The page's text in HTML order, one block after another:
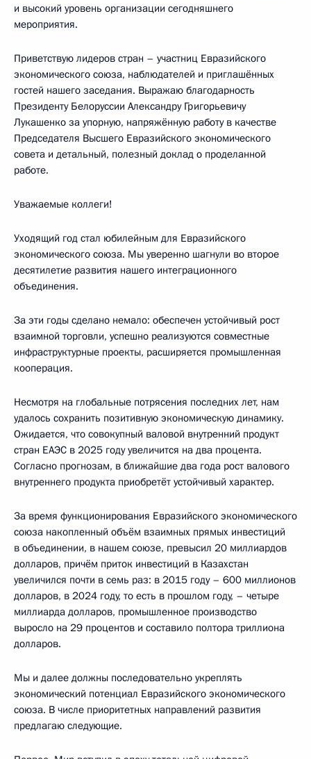
и высокий уровень организации сегодняшнего
мероприятия.
Приветствую лидеров стран – участниц Евразийского
экономического союза, наблюдателей и приглашённых
гостей нашего заседания. Выражаю благодарность
Президенту Белоруссии Александру Григорьевичу
Лукашенко за упорную, напряжённую работу в качестве
Председателя Высшего Евразийского экономического
совета и детальный, полезный доклад о проделанной
работе.
Уважаемые коллеги!
Уходящий год стал юбилейным для Евразийского
экономического союза. Мы уверенно шагнули во второе
десятилетие развития нашего интеграционного
объединения.
За эти годы сделано немало: обеспечен устойчивый рост
взаимной торговли, успешно реализуются совместные
инфраструктурные проекты, расширяется промышленная
кооперация.
Несмотря на глобальные потрясения последних лет, нам
удалось сохранить позитивную экономическую динамику.
Ожидается, что совокупный валовой внутренний продукт
стран ЕАЭС в 2025 году увеличится на два процента.
Согласно прогнозам, в ближайшие два года рост валового
внутреннего продукта приобретёт устойчивый характер.
За время функционирования Евразийского экономического
союза накопленный объём взаимных прямых инвестиций
в объединении, в нашем союзе, превысил 20 миллиардов
долларов, причём приток инвестиций в Казахстан
увеличился почти в семь раз: в 2015 году – 600 миллионов
долларов, в 2024 году, то есть в прошлом году, – четыре
миллиарда долларов, промышленное производство
выросло на 29 процентов и составило полтора триллиона
долларов.
Мы и далее должны последовательно укреплять
экономический потенциал Евразийского экономического
союза. В числе приоритетных направлений развития
предлагаю следующие.